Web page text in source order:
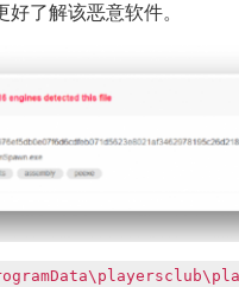
了解该恶意软件。